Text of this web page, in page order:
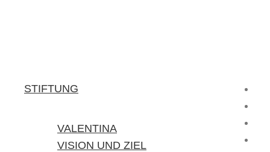
STIFTUNG
VALENTINA
VISION UND ZIEL